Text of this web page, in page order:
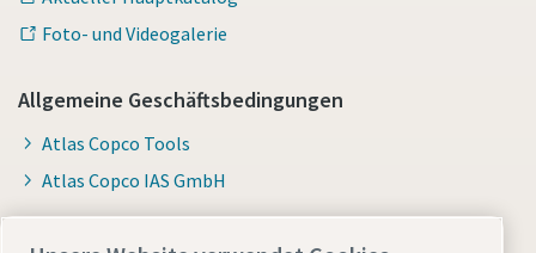
Foto- und Videogalerie
Allgemeine Geschäftsbedingungen
Atlas Copco Tools
Atlas Copco IAS GmbH